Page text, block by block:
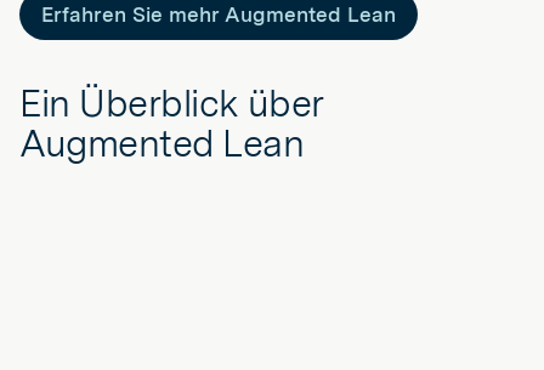
Erfahren Sie mehr Augmented Lean
Ein Überblick über
Augmented Lean